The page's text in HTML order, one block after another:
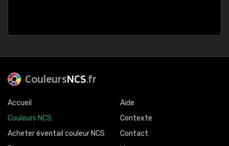
CouleursNCS.fr
Accueil
Couleurs NCS
Acheter éventail couleur NCS
Aide
Contexte
Contact